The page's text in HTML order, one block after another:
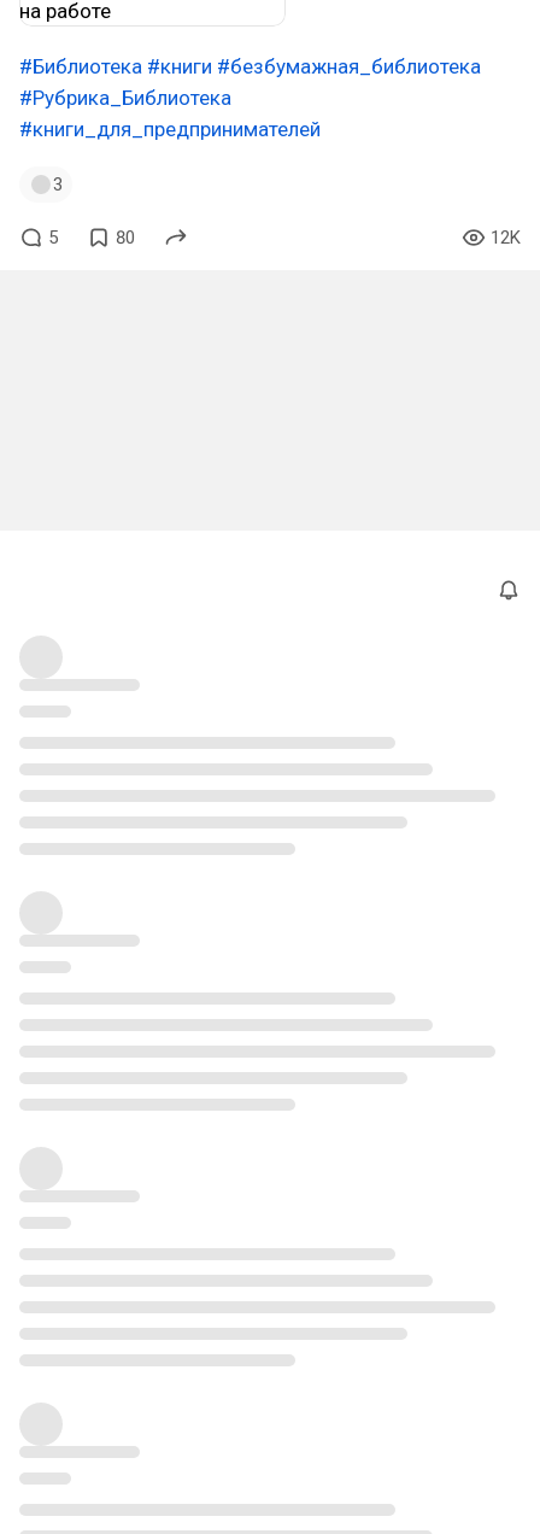
#Библиотека #книги #безбумажная_библиотека
#Рубрика_Библиотека
#книги_для_предпринимателей
3
5 80 12K